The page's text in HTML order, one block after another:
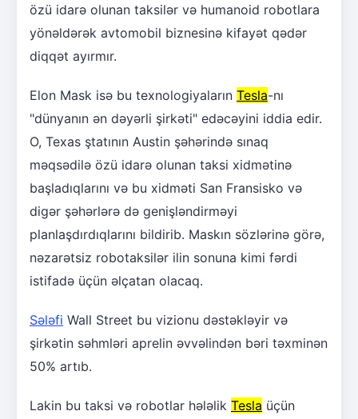
özü idarə olunan taksilər və humanoid robotlara
yönəldərək avtomobil biznesinə kifayət qədər
diqqət ayırmır.
Elon Mask isə bu texnologiyaların Tesla-nı
"dünyanın ən dəyərli şirkəti" edəcəyini iddia edir.
O, Texas ştatının Austin şəhərində sınaq
məqsədilə özü idarə olunan taksi xidmətinə
başladıqlarını və bu xidməti San Fransisko və
digər şəhərlərə də genişləndirməyi
planlaşdırdıqlarını bildirib. Maskın sözlərinə görə,
nəzarətsiz robotaksilər ilin sonuna kimi fərdi
istifadə üçün əlçatan olacaq.
Sələfi Wall Street bu vizionu dəstəkləyir və
şirkətin səhmləri aprelin əvvəlindən bəri təxminən
50% artıb.
Lakin bu taksi və robotlar hələlik Tesla üçün